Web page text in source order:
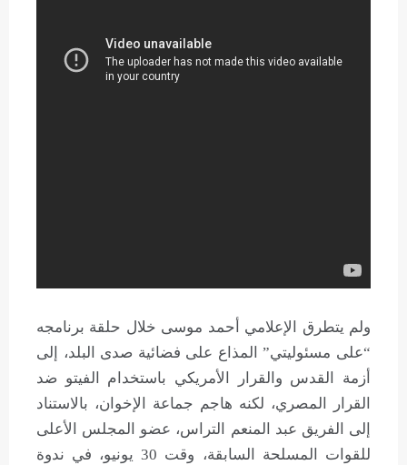
ولم يتطرق الإعلامي أحمد موسى خلال حلقة برنامجه
“على مسئوليتي” المذاع على فضائية صدى البلد، إلى
أزمة القدس والقرار الأمريكي باستخدام الفيتو ضد
القرار المصري، لكنه هاجم جماعة الإخوان، بالاستناد
إلى الفريق عبد المنعم التراس، عضو المجلس الأعلى
للقوات المسلحة السابقة، وقت 30 يونيو، في ندوة